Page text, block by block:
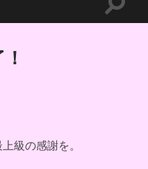
検
級の感謝を。